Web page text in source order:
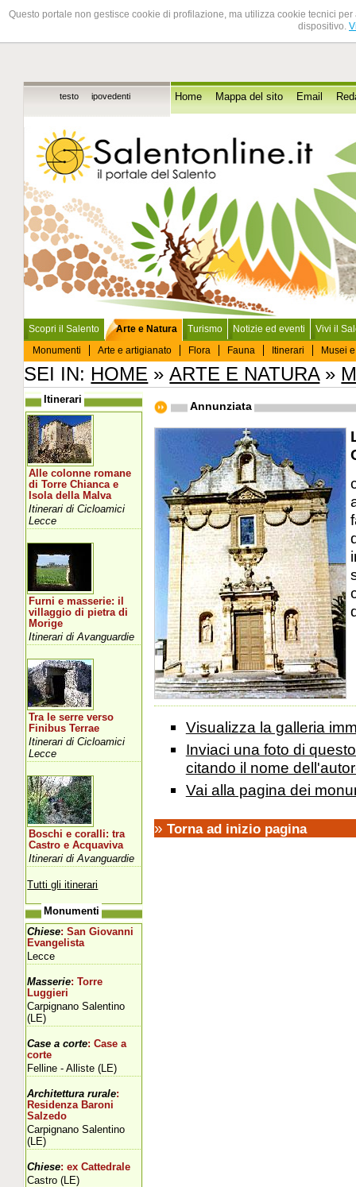
Questo portale non gestisce cookie di profilazione, ma utilizza cookie tecnici
dispositivo.
testo ipovedenti Home Mappa del sito Email
Scopri il Salento
Arte e Natura
Monumenti
Arte e artigianato Flora Fauna Itinerari Musei
Turismo Notizie ed eventi Vivi il
SEI IN: HOME »ARTE E NATURA»
Annunziata
Visualizza la galleria
Inviaci una foto di
citando il nome
Vai alla pagina dei
» Torna ad inizio pagina
Itinerari
Alle colonne romane
di Torre Chianca e
Isola della Malva
Itinerari di Cicloamici
Lecce
Furni e masserie: il
villaggio di pietra di
Morige
Itinerari di Avanguardie
Tra le serre verso
Finibus Terrae
Itinerari di Cicloamici
Lecce
Boschi e coralli: tra
Castro e Acquaviva
Itinerari di Avanguardie
Tutti gli itinerari
Monumenti
Chiese: San Giovanni
Evangelista
Lecce
Masserie: Torre
Luggieri
Carpignano Salentino
(LE)
Case a corte: Case a
corte
Felline - Alliste (LE)
Architettura rurale:
Residenza Baroni
Salzedo
Carpignano Salentino
(LE)
Chiese: ex Cattedrale
Castro (LE)